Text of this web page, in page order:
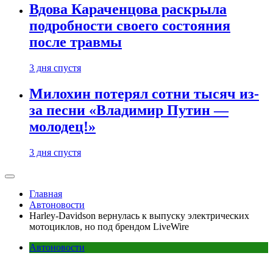
Вдова Караченцова раскрыла
подробности своего состояния
после травмы
3 дня спустя
Милохин потерял сотни тысяч из-
за песни «Владимир Путин —
молодец!»
3 дня спустя
Главная
Автоновости
Harley-Davidson вернулась к выпуску электрических
мотоциклов, но под брендом LiveWire
Автоновости